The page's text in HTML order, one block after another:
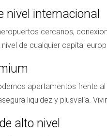
internacional
cercanos,
de cualquier capital
apartamentos frente
liquidez y plusvalía.
alto nivel